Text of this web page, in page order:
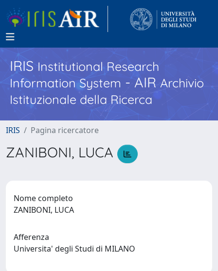
IRISInstitutional Research
Information System - AIR Archivio
Istituzionale della Ricerca
IRIS Pagina ricercatore
ZANIBONI, LUCA
Nome completo
ZANIBONI, LUCA
Afferenza
Universita' degli Studi di MILANO